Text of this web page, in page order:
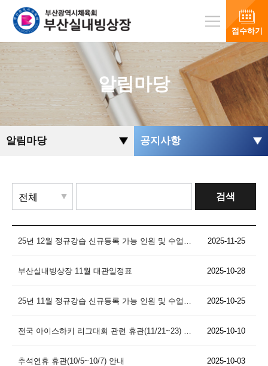
접수하기
알림마당
알림마당 공지사항
검색
25년 12월 정규강습 신규등록 가능 인원 및 수업일정 안내 2025-11-25
부산실내빙상장 11월 대관일정표 2025-10-28
25년 11월 정규강습 신규등록 가능 인원 및 수업일정 안내 2025-10-25
전국 아이스하키 리그대회 관련 휴관(11/21~23) 안내 2025-10-10
추석연휴 휴관(10/5~10/7) 안내 2025-10-03